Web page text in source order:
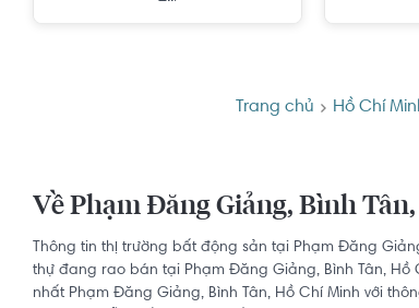
Trang chủ Hồ Chí
Về Phạm Đăng Giảng, Bình
Thông tin thị trường bất động sản tại Phạm Đăng
thự đang rao bán tại Phạm Đăng Giảng, Bình Tân,
nhất Phạm Đăng Giảng, Bình Tân, Hồ Chí Minh với